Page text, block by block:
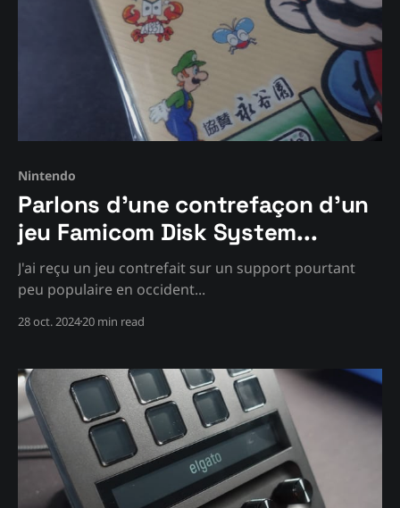
Nintendo
Parlons d'une contrefaçon d'un
jeu Famicom Disk System...
J'ai reçu un jeu contrefait sur un support pourtant
peu populaire en occident...
28 oct. 202420 min read